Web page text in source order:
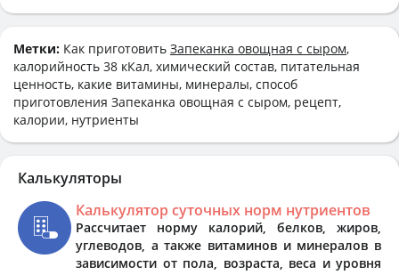
Метки: Как приготовить Запеканка овощная с сыром,
калорийность 38 кКал, химический состав, питательная
ценность, какие витамины, минералы, способ
приготовления Запеканка овощная с сыром, рецепт,
калории, нутриенты
Калькуляторы
Калькулятор суточных норм нутриентов
Рассчитает норму калорий, белков, жиров,
углеводов, а также витаминов и минералов в
зависимости от пола, возраста, веса и уровня